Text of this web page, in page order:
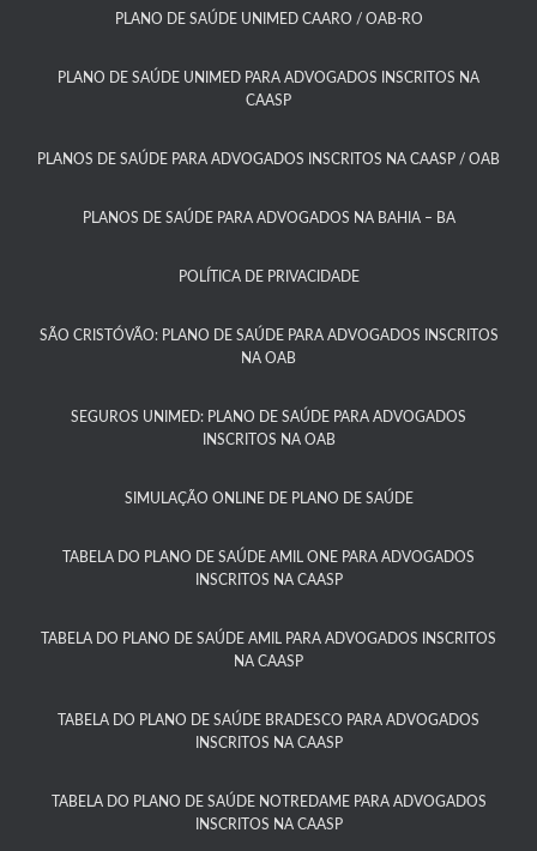
PLANO DE SAÚDE UNIMED CAARO / OAB-RO​
PLANO DE SAÚDE UNIMED PARA ADVOGADOS INSCRITOS NA
CAASP​
PLANOS DE SAÚDE PARA ADVOGADOS INSCRITOS NA CAASP / OAB
PLANOS DE SAÚDE PARA ADVOGADOS NA BAHIA – BA​
POLÍTICA DE PRIVACIDADE
SÃO CRISTÓVÃO: PLANO DE SAÚDE PARA ADVOGADOS INSCRITOS
NA OAB
SEGUROS UNIMED: PLANO DE SAÚDE PARA ADVOGADOS
INSCRITOS NA OAB
SIMULAÇÃO ONLINE DE PLANO DE SAÚDE
TABELA DO PLANO DE SAÚDE AMIL ONE PARA ADVOGADOS
INSCRITOS NA CAASP​
TABELA DO PLANO DE SAÚDE AMIL PARA ADVOGADOS INSCRITOS
NA CAASP​
TABELA DO PLANO DE SAÚDE BRADESCO PARA ADVOGADOS
INSCRITOS NA CAASP​
TABELA DO PLANO DE SAÚDE NOTREDAME PARA ADVOGADOS
INSCRITOS NA CAASP